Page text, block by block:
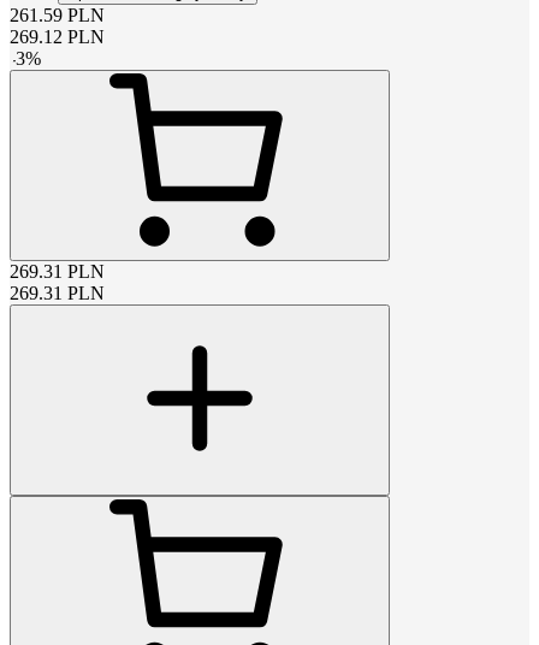
261.59 PLN
269.12 PLN
-3%
269.31 PLN
269.31 PLN